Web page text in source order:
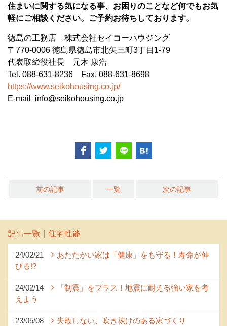
住まいに関する気になる事、お困りのことなど何でもお気
軽にご相談ください。ご予約お待ちしております。
徳島の工務店 株式会社セイコーハウジング
〒770-0006 徳島県徳島市北矢三町3丁目1-79
代表取締役社長 元木 康浩
Tel. 088-631-8236 Fax. 088-631-8698
https://www.seikohousing.co.jp/​
E-mail info@seikohousing.co.jp
前の記事 一覧 次の記事
記事一覧｜住宅性能
24/02/21
あたたかい家は「健康」をも守る！寿命が伸
びる!?
24/02/14
「制震」をプラス！地震に耐える強い家を考
えよう
23/05/08 失敗しない、吹き抜けのある家づくり